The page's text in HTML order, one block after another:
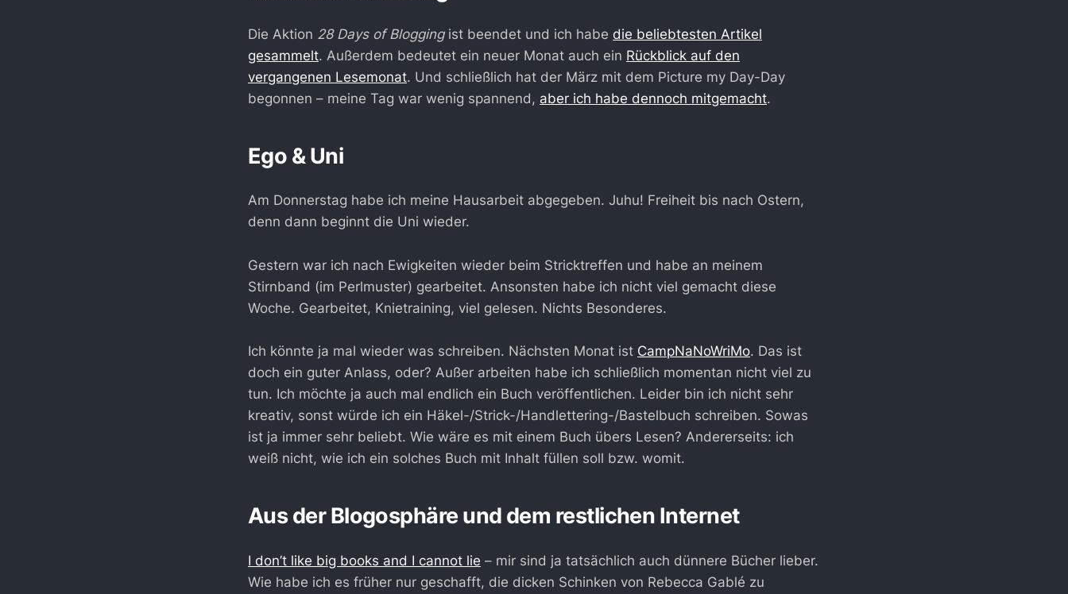
Die Aktion 28 Days of Blogging ist beendet und ich habe die beliebtesten Artikel
gesammelt. Außerdem bedeutet ein neuer Monat auch ein Rückblick auf den
vergangenen Lesemonat. Und schließlich hat der März mit dem Picture my Day-Day
begonnen – meine Tag war wenig spannend, aber ich habe dennoch mitgemacht.
Ego & Uni
Am Donnerstag habe ich meine Hausarbeit abgegeben. Juhu! Freiheit bis nach Ostern,
denn dann beginnt die Uni wieder.
Gestern war ich nach Ewigkeiten wieder beim Stricktreffen und habe an meinem
Stirnband (im Perlmuster) gearbeitet. Ansonsten habe ich nicht viel gemacht diese
Woche. Gearbeitet, Knietraining, viel gelesen. Nichts Besonderes.
Ich könnte ja mal wieder was schreiben. Nächsten Monat ist CampNaNoWriMo. Das ist
doch ein guter Anlass, oder? Außer arbeiten habe ich schließlich momentan nicht viel zu
tun. Ich möchte ja auch mal endlich ein Buch veröffentlichen. Leider bin ich nicht sehr
kreativ, sonst würde ich ein Häkel-/Strick-/Handlettering-/Bastelbuch schreiben. Sowas
ist ja immer sehr beliebt. Wie wäre es mit einem Buch übers Lesen? Andererseits: ich
weiß nicht, wie ich ein solches Buch mit Inhalt füllen soll bzw. womit.
Aus der Blogosphäre und dem restlichen Internet
I don’t like big books and I cannot lie – mir sind ja tatsächlich auch dünnere Bücher lieber.
Wie habe ich es früher nur geschafft, die dicken Schinken von Rebecca Gablé zu